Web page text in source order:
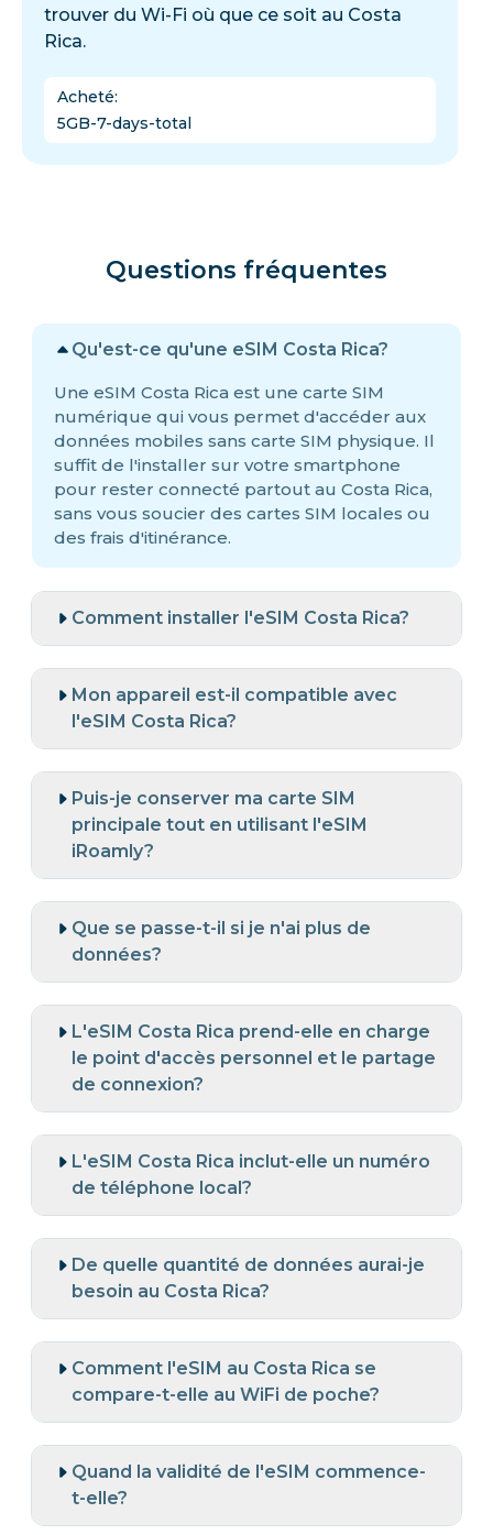
trouver du Wi-Fi où que ce soit au Costa
Rica.
Acheté:
5GB-7-days-total
Questions fréquentes
Qu'est-ce qu'une eSIM Costa Rica?
Une eSIM Costa Rica est une carte SIM
numérique qui vous permet d'accéder aux
données mobiles sans carte SIM physique. Il
suffit de l'installer sur votre smartphone
pour rester connecté partout au Costa Rica,
sans vous soucier des cartes SIM locales ou
des frais d'itinérance.
Comment installer l'eSIM Costa Rica?
Mon appareil est-il compatible avec
l'eSIM Costa Rica?
Puis-je conserver ma carte SIM
principale tout en utilisant l'eSIM
iRoamly?
Que se passe-t-il si je n'ai plus de
données?
L'eSIM Costa Rica prend-elle en charge
le point d'accès personnel et le partage
de connexion?
L'eSIM Costa Rica inclut-elle un numéro
de téléphone local?
De quelle quantité de données aurai-je
besoin au Costa Rica?
Comment l'eSIM au Costa Rica se
compare-t-elle au WiFi de poche?
Quand la validité de l'eSIM commence-
t-elle?